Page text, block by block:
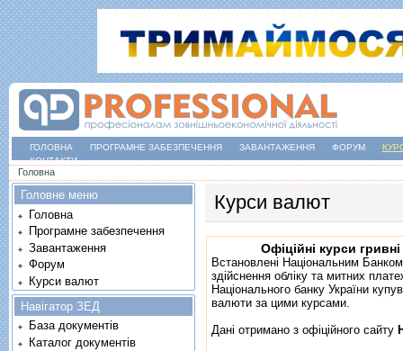
ГОЛОВНА ПРОГРАМНЕ ЗАБЕЗПЕЧЕННЯ ЗАВАНТАЖЕННЯ ФОРУМ
КОНТАКТИ
Ви є тут
Головна
Курси валют
Офіційні курси
Встановлені Національним
здійснення обліку та митних
Національного банку України
валюти за цими курсами.
Дані отримано з офіційного сайту
Головне меню
Головна
Програмне забезпечення
Завантаження
Форум
Курси валют
Навігатор ЗЕД
База документів
Каталог документів